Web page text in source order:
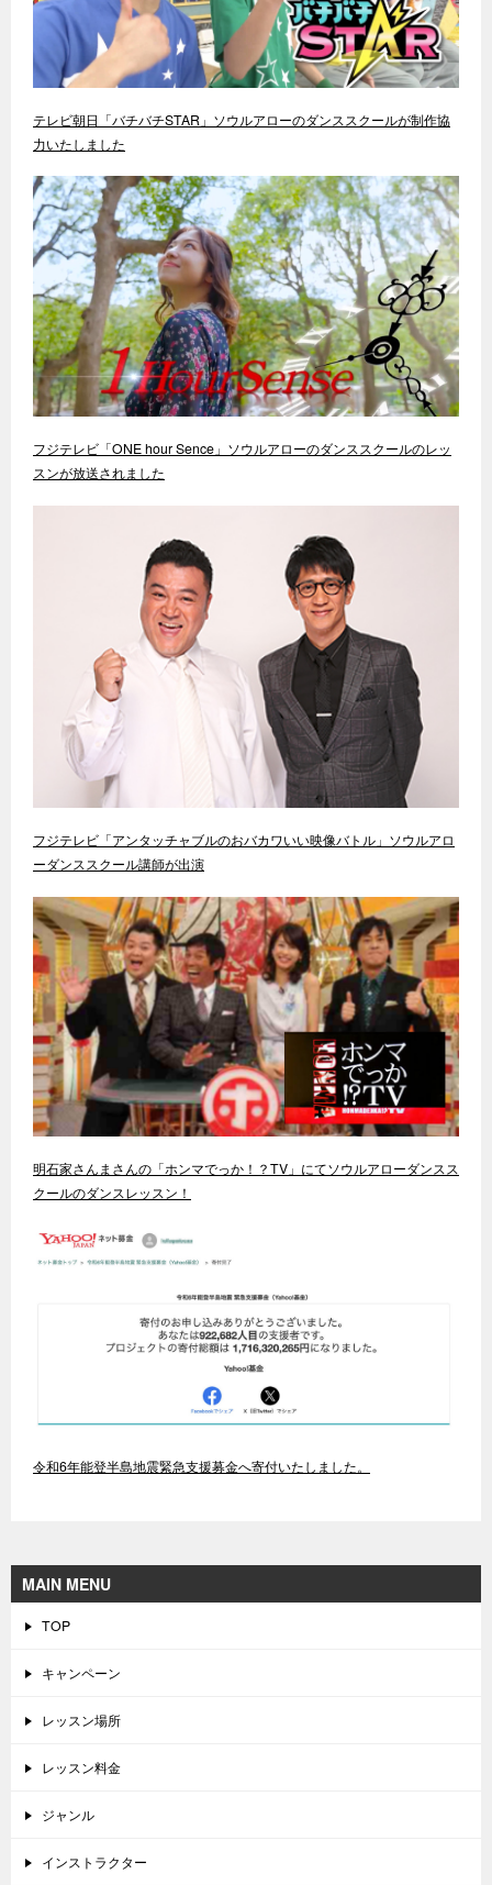
テレビ朝日「バチバチSTAR」ソウルアローのダンススクールが制作協
力いたしました
フジテレビ「ONE hour Sence」ソウルアローのダンススクールのレッ
スンが放送されました
フジテレビ「アンタッチャブルのおバカワいい映像バトル」ソウルアロ
ーダンススクール講師が出演
明石家さんまさんの「ホンマでっか！？TV」にてソウルアローダンスス
クールのダンスレッスン！
令和6年能登半島地震緊急支援募金へ寄付いたしました。
MAIN MENU
TOP
キャンペーン
レッスン場所
レッスン料金
ジャンル
インストラクター